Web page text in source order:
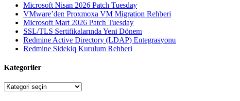
Microsoft Nisan 2026 Patch Tuesday
VMware’den Proxmoxa VM Migration Rehberi
Microsoft Mart 2026 Patch Tuesday
SSL/TLS Sertifikalarında Yeni Dönem
Redmine Active Directory (LDAP) Entegrasyonu
Redmine Sidekiq Kurulum Rehberi
Kategoriler
Kategoriler